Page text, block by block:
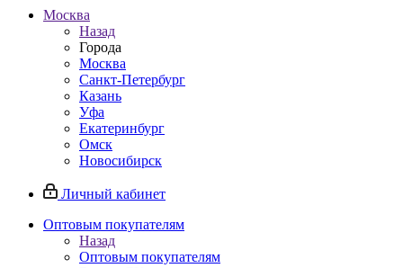
Москва
Назад
Города
Москва
Санкт-Петербург
Казань
Уфа
Екатеринбург
Омск
Новосибирск
Личный кабинет
Оптовым покупателям
Назад
Оптовым покупателям